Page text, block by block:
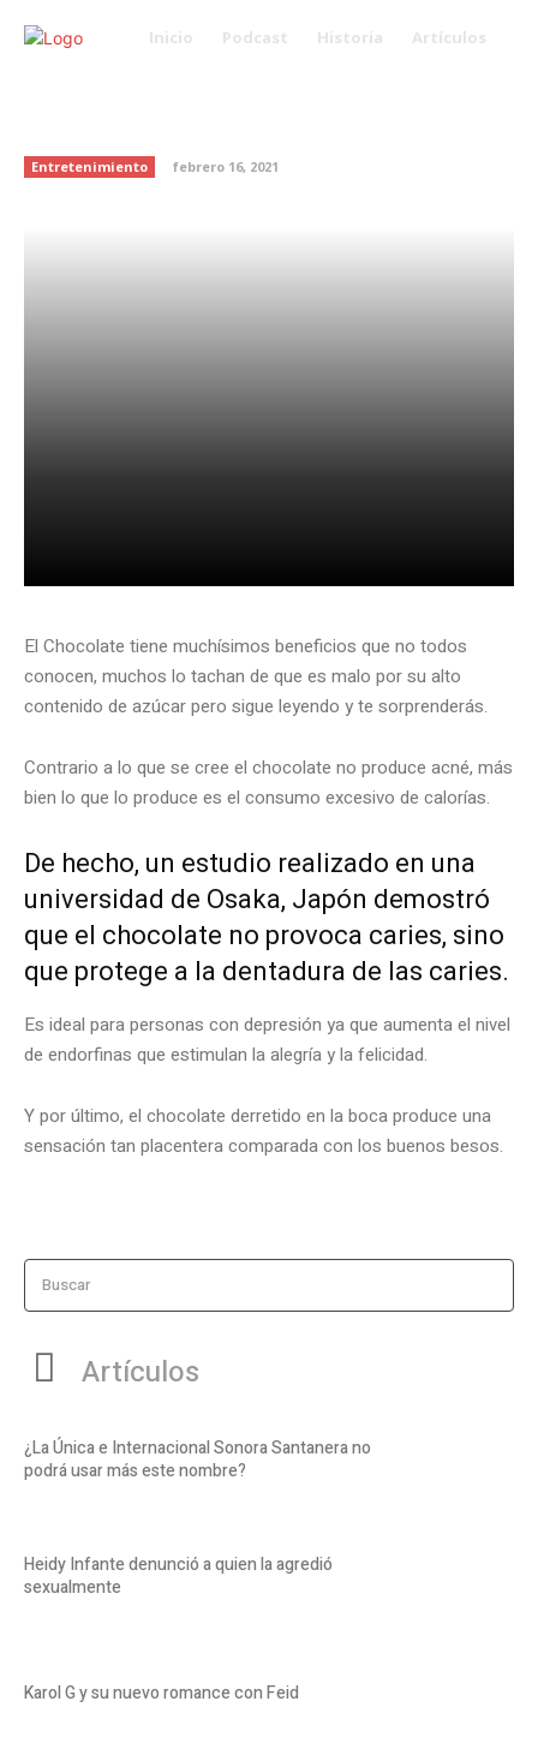
Inicio Podcast Historia Artículos
Entretenimiento febrero 16, 2021
El Chocolate tiene muchísimos beneficios que no todos
conocen, muchos lo tachan de que es malo por su alto
contenido de azúcar pero sigue leyendo y te sorprenderás.
Contrario a lo que se cree el chocolate no produce acné, más
bien lo que lo produce es el consumo excesivo de calorías.
De hecho, un estudio realizado en una
universidad de Osaka, Japón demostró
que el chocolate no provoca caries, sino
que protege a la dentadura de las caries.
Es ideal para personas con depresión ya que aumenta el nivel
de endorfinas que estimulan la alegría y la felicidad.
Y por último, el chocolate derretido en la boca produce una
sensación tan placentera comparada con los buenos besos.
Buscar
Artículos
¿La Única e Internacional Sonora Santanera no
podrá usar más este nombre?
Heidy Infante denunció a quien la agredió
sexualmente
Karol G y su nuevo romance con Feid